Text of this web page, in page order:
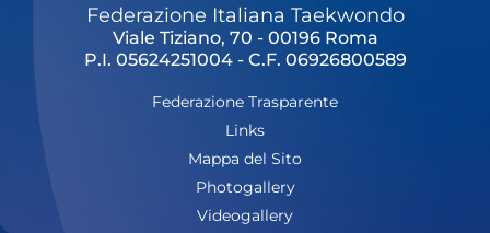
Federazione Italiana Taekwondo
Viale Tiziano, 70 - 00196 Roma
P.I. 05624251004 - C.F. 06926800589
Federazione Trasparente
Links
Mappa del Sito
Photogallery
Videogallery